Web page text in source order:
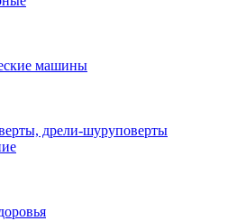
машины
дрели-шуруповерты